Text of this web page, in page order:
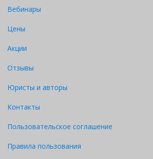
Вебинары
Цены
Акции
Отзывы
Юристы и авторы
Контакты
Пользовательское соглашение
Правила пользования